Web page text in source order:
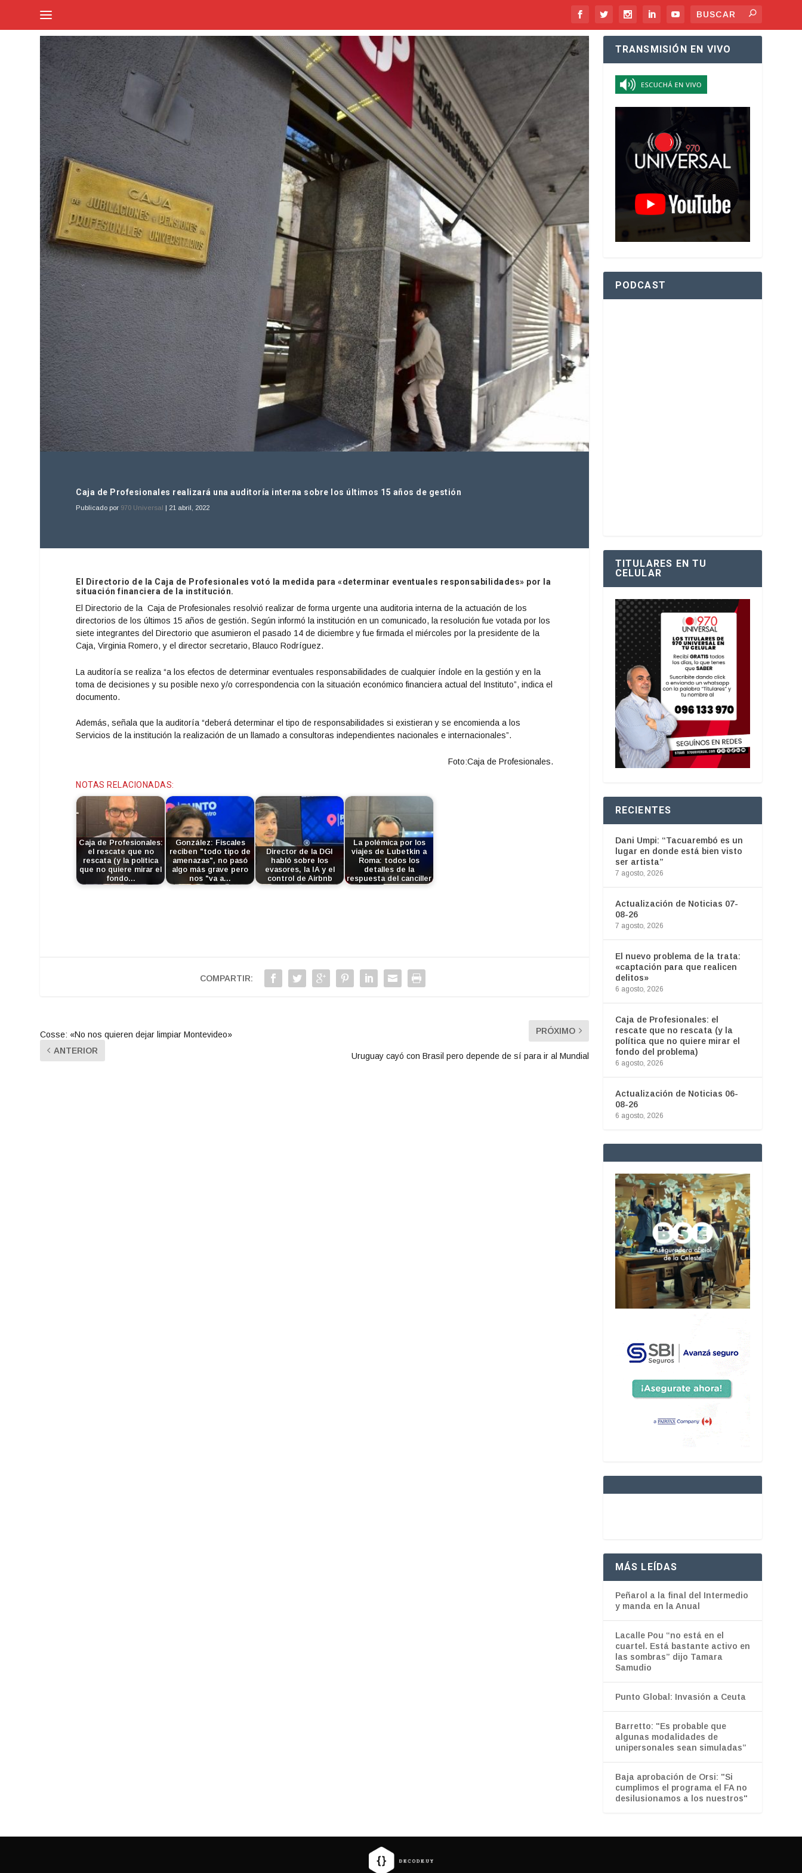
Caja de Profesionales realizará una auditoría interna sobre los últimos 15 años de gestión
Publicado por 970 Universal 21 abril, 2022
El Directorio de la Caja de Profesionales votó la medida para «determinar eventuales responsabilidades» por la
situación financiera de la institución.
El Directorio de la Caja de Profesionales resolvió realizar de forma urgente una auditoria interna de la actuación de los
directorios de los últimos 15 años de gestión. Según informó la institución en un comunicado, la resolución fue votada por los
siete integrantes del Directorio que asumieron el pasado 14 de diciembre y fue firmada el miércoles por la presidente de la
Caja, Virginia Romero, y el director secretario, Blauco Rodríguez.
La auditoría se realiza “a los efectos de determinar eventuales responsabilidades de cualquier índole en la gestión y en la
toma de decisiones y su posible nexo y/o correspondencia con la situación económico financiera actual del Instituto”, indica el
documento.
Además, señala que la auditoría “deberá determinar el tipo de responsabilidades si existieran y se encomienda a los
Servicios de la institución la realización de un llamado a consultoras independientes nacionales e internacionales”.
Foto:Caja de Profesionales.
NOTAS RELACIONADAS:
Caja de Profesionales:
el rescate que no
rescata (y la política
que no quiere mirar el
fondo…
González: Fiscales
reciben "todo tipo de
amenazas", no pasó
algo más grave pero
nos "va a…
Director de la DGI
habló sobre los
evasores, la IA y el
control de Airbnb
La polémica por los
viajes de Lubetkin a
Roma: todos los
detalles de la
respuesta del canciller
COMPARTIR:
Cosse: «No nos quieren dejar limpiar Montevideo»
ANTERIOR
PRÓXIMO
Uruguay cayó con Brasil pero depende de sí para ir al Mundial
TRANSMISIÓN EN VIVO
PODCAST
TITULARES EN TU
CELULAR
RECIENTES
Dani Umpi: “Tacuarembó es un
lugar en donde está bien visto
ser artista”
7 agosto, 2026
Actualización de Noticias 07-
08-26
7 agosto, 2026
El nuevo problema de la trata:
«captación para que realicen
delitos»
6 agosto, 2026
Caja de Profesionales: el
rescate que no rescata (y la
política que no quiere mirar el
fondo del problema)
6 agosto, 2026
Actualización de Noticias 06-
08-26
6 agosto, 2026
MÁS LEÍDAS
Peñarol a la final del Intermedio
y manda en la Anual
Lacalle Pou “no está en el
cuartel. Está bastante activo en
las sombras” dijo Tamara
Samudio
Punto Global: Invasión a Ceuta
Barretto: "Es probable que
algunas modalidades de
unipersonales sean simuladas”
Baja aprobación de Orsi: "Si
cumplimos el programa el FA no
desilusionamos a los nuestros"